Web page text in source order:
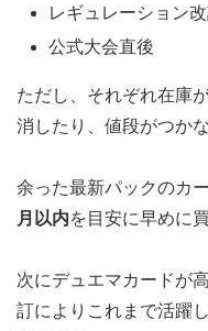
レギュレーション
公式大会直後
ただし、それぞれ在庫
消したり、値段がつか
余った最新パックのカ
月以内を目安に早めに
次にデュエマカードが
訂によりこれまで活躍